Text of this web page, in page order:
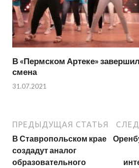
В «Пермском Артеке»
смена
31.07.2021
ПРЕДЫДУЩАЯ СТАТЬЯ
В Ставропольском крае
создадут аналог
образовательного